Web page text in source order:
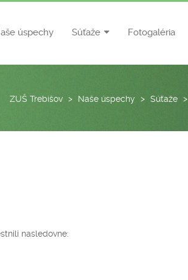
úspechy Súťaže Fotogaléria
ZUŠ Trebišov > Naše úspechy > Súťaže >
nasledovne: